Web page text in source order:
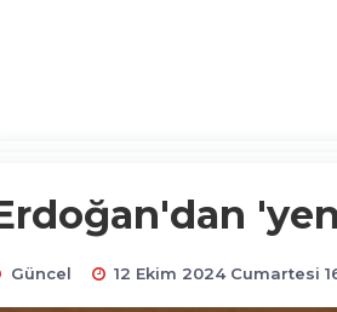
Güncel 12 Ekim 2024 Cumartesi